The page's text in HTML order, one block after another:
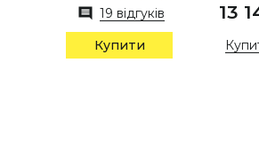
19 відгуків 13
Купити